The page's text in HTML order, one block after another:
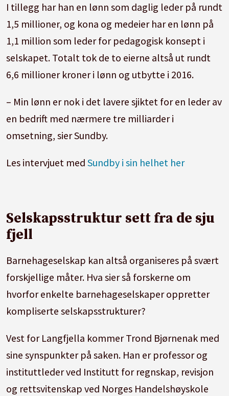
I tillegg har han en lønn som daglig leder på rundt
1,5 millioner, og kona og medeier har en lønn på
1,1 million som leder for pedagogisk konsept i
selskapet. Totalt tok de to eierne altså ut rundt
6,6 millioner kroner i lønn og utbytte i 2016.
– Min lønn er nok i det lavere sjiktet for en leder av
en bedrift med nærmere tre milliarder i
omsetning, sier Sundby.
Les intervjuet medSundby i sin helhet her
Selskapsstruktur sett fra de sju
fjell
Barnehageselskap kan altså organiseres på svært
forskjellige måter. Hva sier så forskerne om
hvorfor enkelte barnehageselskaper oppretter
kompliserte selskapsstrukturer?
Vest for Langfjella kommer Trond Bjørnenak med
sine synspunkter på saken. Han er professor og
instituttleder ved Institutt for regnskap, revisjon
og rettsvitenskap ved Norges Handelshøyskole